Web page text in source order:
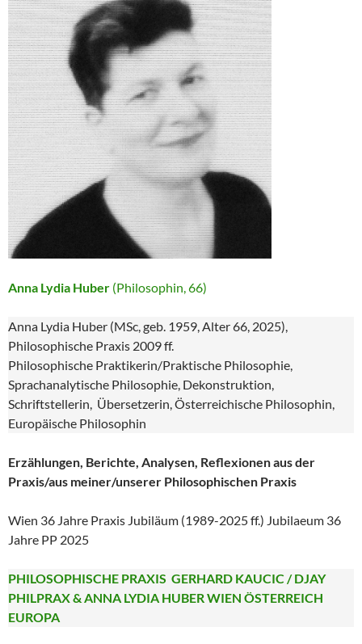
Anna Lydia Huber (Philosophin, 66)
Anna Lydia Huber (MSc, geb. 1959, Alter 66, 2025),
Philosophische Praxis 2009 ff.
Philosophische Praktikerin/Praktische Philosophie,
Sprachanalytische Philosophie, Dekonstruktion,
Schriftstellerin, Übersetzerin, Österreichische Philosophin,
Europäische Philosophin
Erzählungen, Berichte, Analysen, Reflexionen aus der
Praxis/aus meiner/unserer Philosophischen Praxis
Wien 36 Jahre Praxis Jubiläum (1989-2025 ff.) Jubilaeum 36
Jahre PP 2025
PHILOSOPHISCHE PRAXIS GERHARD KAUCIC / DJAY
PHILPRAX & ANNA LYDIA HUBER WIEN ÖSTERREICH
EUROPA